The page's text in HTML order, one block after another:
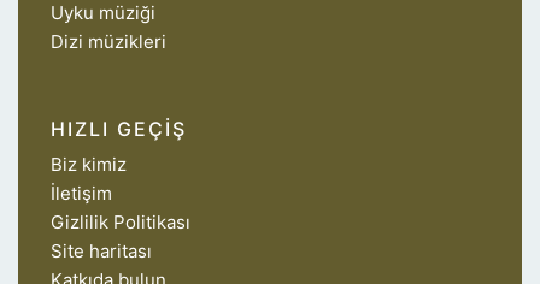
Uyku müziği
Dizi müzikleri
HIZLI GEÇIŞ
Biz kimiz
İletişim
Gizlilik Politikası
Site haritası